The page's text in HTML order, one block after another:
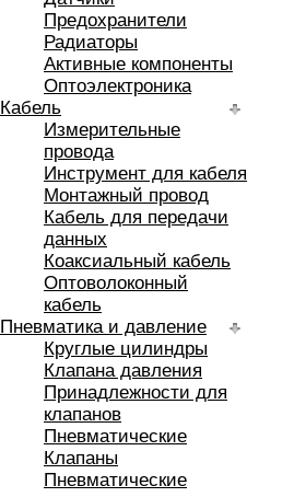
Предохранители
Радиаторы
Активные компоненты
Оптоэлектроника
Кабель
Измерительные
провода
Инструмент для кабеля
Монтажный провод
Кабель для передачи
данных
Коаксиальный кабель
Оптоволоконный
кабель
Пневматика и давление
Круглые цилиндры
Клапана давления
Принадлежности для
клапанов
Пневматические
Клапаны
Пневматические